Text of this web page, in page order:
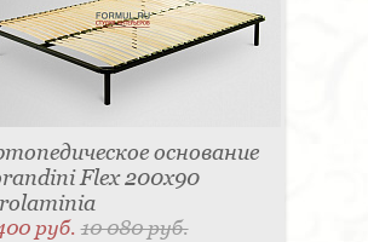
основание
Flex 200x90
руб.10 080 руб.